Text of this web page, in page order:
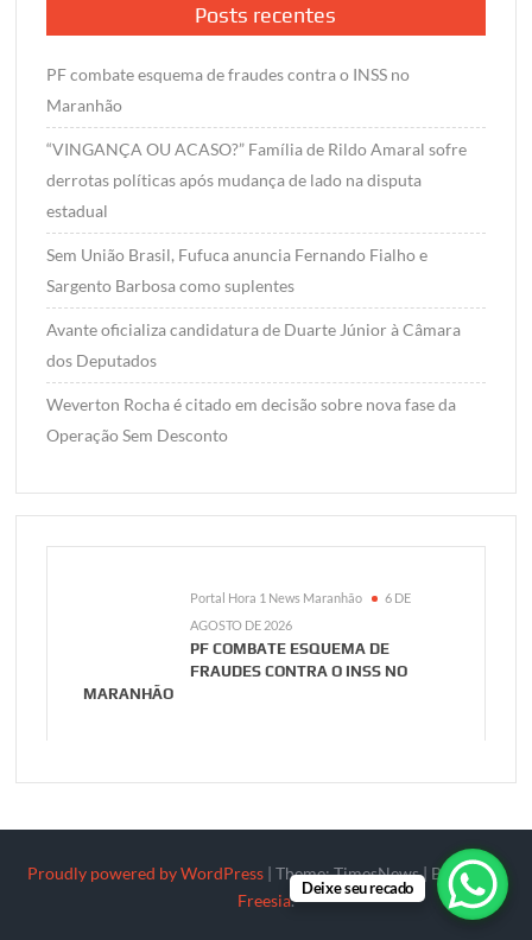
Posts recentes
PF combate esquema de fraudes contra o INSS no
Maranhão
“VINGANÇA OU ACASO?” Família de Rildo Amaral sofre
derrotas políticas após mudança de lado na disputa
estadual
Sem União Brasil, Fufuca anuncia Fernando Fialho e
Sargento Barbosa como suplentes
Avante oficializa candidatura de Duarte Júnior à Câmara
dos Deputados
Weverton Rocha é citado em decisão sobre nova fase da
Operação Sem Desconto
Portal Hora 1 News Maranhão
6 DE
AGOSTO DE 2026
PF COMBATE ESQUEMA DE
FRAUDES CONTRA O INSS NO
MARANHÃO
Proudly powered by WordPress |Theme: TimesNews| ByTheme
Freesia.
Deixe seu recado